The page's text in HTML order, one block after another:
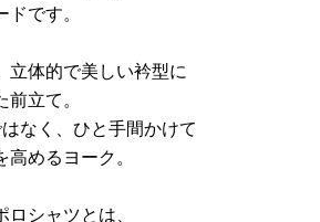
です。
立体的で美しい衿型に
立て。
なく、ひと手間かけて
めるヨーク。
シャツとは、